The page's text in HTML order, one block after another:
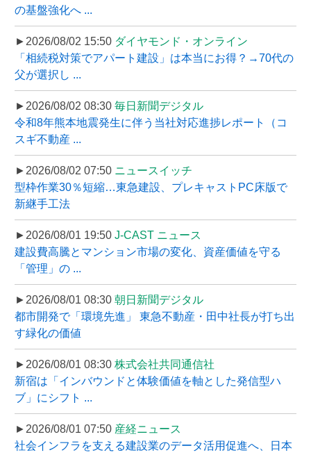
の基盤強化へ ...
►2026/08/02 15:50 ダイヤモンド・オンライン
「相続税対策でアパート建設」は本当にお得？→70代の
父が選択し ...
►2026/08/02 08:30 毎日新聞デジタル
令和8年熊本地震発生に伴う当社対応進捗レポート（コ
スギ不動産 ...
►2026/08/02 07:50 ニュースイッチ
型枠作業30％短縮…東急建設、プレキャストPC床版で
新継手工法
►2026/08/01 19:50 J-CAST ニュース
建設費高騰とマンション市場の変化、資産価値を守る
「管理」の ...
►2026/08/01 08:30 朝日新聞デジタル
都市開発で「環境先進」 東急不動産・田中社長が打ち出
す緑化の価値
►2026/08/01 08:30 株式会社共同通信社
新宿は「インバウンドと体験価値を軸とした発信型ハ
ブ」にシフト ...
►2026/08/01 07:50 産経ニュース
社会インフラを支える建設業のデータ活用促進へ、日本